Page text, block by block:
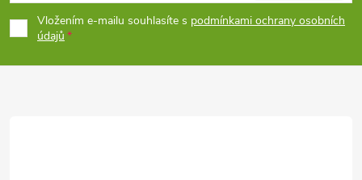
p
a
Vložením e-mailu souhlasíte s podmínkami ochrany osobních
údajů